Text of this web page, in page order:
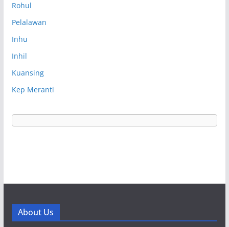
Rohul
Pelalawan
Inhu
Inhil
Kuansing
Kep Meranti
About Us